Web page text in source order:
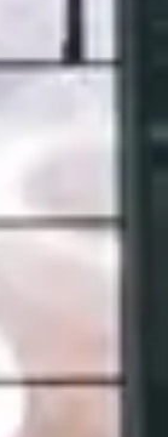
10553